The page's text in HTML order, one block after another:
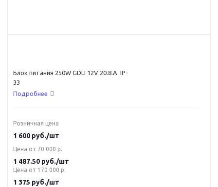
Блок питания 250W GDLI 12V 20.8.A IP-
33
Подробнее
Розничная цена
1 600 руб./шт
Цена от 70 000 р.
1 487.50 руб./шт
Цена от 170 000 р.
1 375 руб./шт